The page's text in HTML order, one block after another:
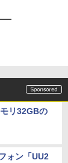
リ32GBの
ォン「UU2